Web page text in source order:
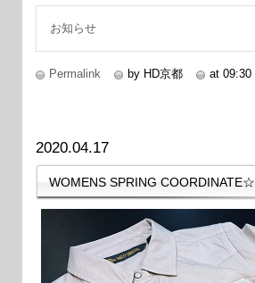
お知らせ
Permalink by HD京都 at 09:30
2020.04.17
WOMENS SPRING COORDINATE☆